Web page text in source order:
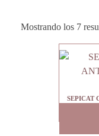
Mostrando los 7
SEPICAT